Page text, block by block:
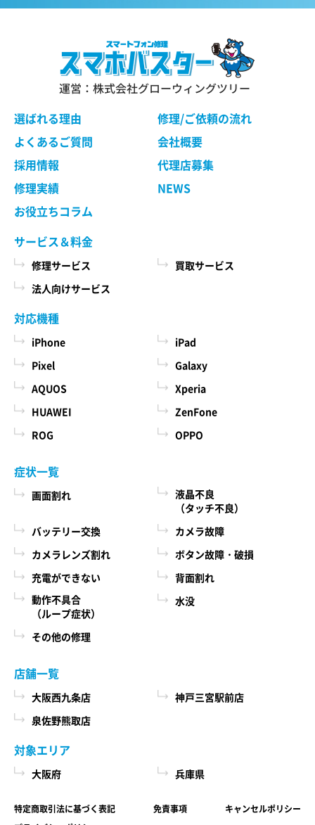
識別情報などの履歴情報および特性情報を、ユ
はページを閲覧する際に収集します。
第３条（個人情報を収集・利用する目的）
当社が個人情報を収集・利用する目的は、以下の
とおりです。
だくために、氏名、住所、連絡先、支払方法な
どの登録情報、利用されたサービスや購入され
た商品、およびそれらの代金などに関する情報
を表示する目的
ユーザーにお知らせや連絡をするためにメール
アドレスを利用する場合やユーザーに商品を送
付したり必要に応じて連絡したりするため、氏
名や住所などの連絡先情報を利用する目的
ユーザーの本人確認を行うために、氏名、生年
月日、住所、電話番号、銀行口座番号、クレジ
ットカード番号、運転免許証番号、配達証明付
き郵便の到達結果などの情報を利用する目的
ユーザーに代金を請求するために、購入された
商品名や数量、利用されたサービスの種類や期
号やクレジットカード番号などの支払に関する
情報などを利用する目的
ユーザーが簡便にデータを入力できるようにす
るために、当社に登録されている情報を入力画
面に表示させたり、ユーザーのご指示に基づい
て他のサービスなど（提携先が提供するものも
含みます）に転送したりする目的
代金の支払を遅滞したり第三者に損害を発生さ
したユーザーや、不正・不当な目的でサービス
を利用しようとするユーザーの利用をお断りす
るために、利用態様、氏名や住所など個人を特
定するための情報を利用する目的
ユーザーからのお問い合わせに対応するため
に、お問い合わせ内容や代金の請求に関する情
報など当社がユーザーに対してサービスを提供
するにあたって必要となる情報や、ユーザーの
サービス利用状況、連絡先情報などを利用する
の製品・異機種を含みます）（以下「交換品」と
言います）と修理依頼品との交換をもって、本サ
ービスの提供とさせていただく場合がございま
す。交換品との交換にご同意いただけない場合
として取り扱わせていただきます。
第４条 修理の手続き
本規約に基づき当社が行う修理は、当社各店舗、
当社ホームページでご確認ください。 当社が修理
依頼品をお預かりする前に、お客様により修理依
頼品に取り付けられた記録媒体、SIMカード、ケー
ス、その他一切のもの（以下「付加物」としま
す）を修理依頼品から取り外してください。 な
お、修理依頼品に付加物が取り付けられた状態
で、お客様が修理依頼品を当社にお引渡しされた
場合、当社は、修理の過程で、付加物に生じうる
汚損、破損、紛失その他付加物に関連して生じう
る一切の損害につき責任を負いかねます。
第５条 料金について
本サービスの料金（修理料金、その他の費用を含
み、以下「サービス料金」と言います）は当社規
社各店舗、当社ホームページでも確認することが
できますが、状況、条件により実際の料金が異な
る場合がございますので、本サービスをご依頼の
際に、必ず当社各店舗へお問い合わせください。
第６条 修理部品の取扱い
本サービスで使用する交換部品は、互換製品とな
ります。 本サービスの提供による部品交換の際に
取り外した修理依頼品の部品をリサイクルや分析
などのために、当社の任意の判断で回収させてい
ただく場合があります。 回収した部品は当社の所
は廃棄等を行いますので、あらかじめご了承くだ
さい。
第７条 修理保証について
当社がおこなった修理において、修理完了日（当
社所定の処理が完了し、修理依頼品をお客様に引
品)または3ヶ月以内(その他の修理対応)に修理依頼
運営：株式会社グローウィングツリー
選ばれる理由
修理/ご依頼の流れ
よくあるご質問
会社概要
採用情報
代理店募集
修理実績
NEWS
お役立ちコラム
サービス＆料金
修理サービス
買取サービス
法人向けサービス
対応機種
iPhone
iPad
Pixel
Galaxy
AQUOS
Xperia
HUAWEI
ZenFone
ROG
OPPO
症状一覧
画面割れ
液晶不良
（タッチ不良）
バッテリー交換
カメラ故障
カメラレンズ割れ
ボタン故障・破損
充電ができない
背面割れ
動作不具合
（ループ症状）
水没
その他の修理
店舗一覧
大阪西九条店
神戸三宮駅前店
泉佐野熊取店
対象エリア
大阪府 兵庫県
特定商取引法に基づく表記 免責事項
キャンセルポリシー